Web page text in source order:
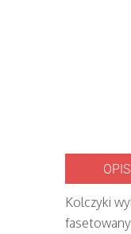
OPIS
Kolczyki